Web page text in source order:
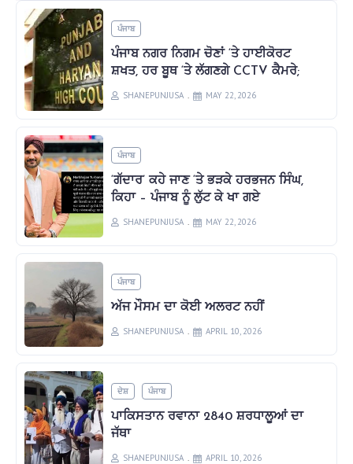
ਪੰਜਾਬ
ਪੰਜਾਬ ਨਗਰ ਨਿਗਮ ਚੋਣਾਂ ‘ਤੇ ਹਾਈਕੋਰਟ
ਸ਼ਖਤ, ਹਰ ਬੂਥ ‘ਤੇ ਲੱਗਣਗੇ CCTV ਕੈਮਰੇ;
SHANEPUNJUSA MAY 22, 2026
ਪੰਜਾਬ
‘ਗੱਦਾਰ’ ਕਹੇ ਜਾਣ ‘ਤੇ ਭੜਕੇ ਹਰਭਜਨ ਸਿੰਘ,
ਕਿਹਾ – ਪੰਜਾਬ ਨੂੰ ਲੁੱਟ ਕੇ ਖਾ ਗਏ
SHANEPUNJUSA MAY 22, 2026
ਪੰਜਾਬ
ਅੱਜ ਮੌਸਮ ਦਾ ਕੋਈ ਅਲਰਟ ਨਹੀਂ
SHANEPUNJUSA APRIL 10, 2026
ਦੇਸ਼ ਪੰਜਾਬ
ਪਾਕਿਸਤਾਨ ਰਵਾਨਾ 2840 ਸ਼ਰਧਾਲੂਆਂ ਦਾ
ਜੱਥਾ
SHANEPUNJUSA APRIL 10, 2026